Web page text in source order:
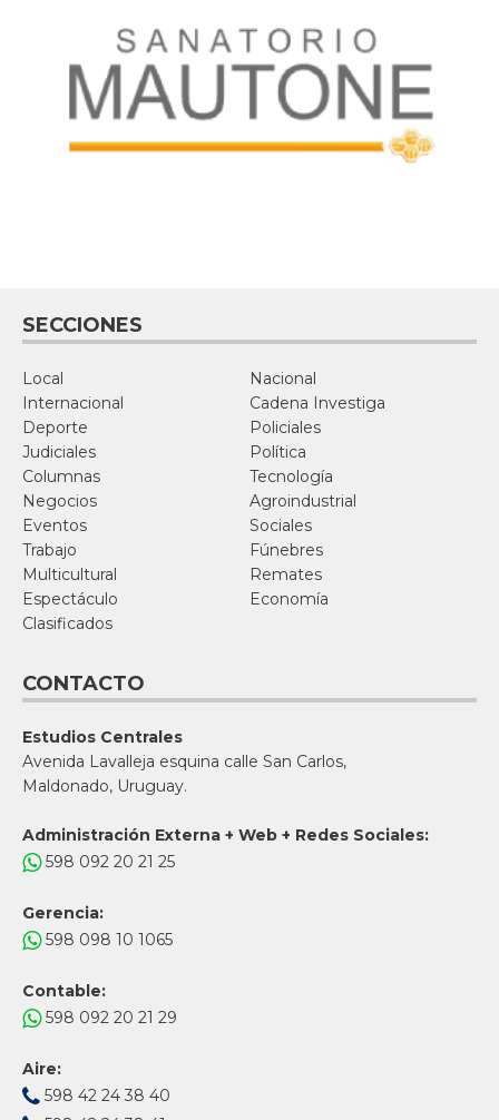
SECCIONES
Local
Nacional
Internacional
Cadena Investiga
Deporte
Policiales
Judiciales
Política
Columnas
Tecnología
Negocios
Agroindustrial
Eventos
Sociales
Trabajo
Fúnebres
Multicultural
Remates
Espectáculo
Economía
Clasificados
CONTACTO
Estudios Centrales
Avenida Lavalleja esquina calle San Carlos,
Maldonado, Uruguay.
Administración Externa + Web + Redes Sociales:
598 092 20 21 25
Gerencia:
598 098 10 1065
Contable:
598 092 20 21 29
Aire:
598 42 24 38 40